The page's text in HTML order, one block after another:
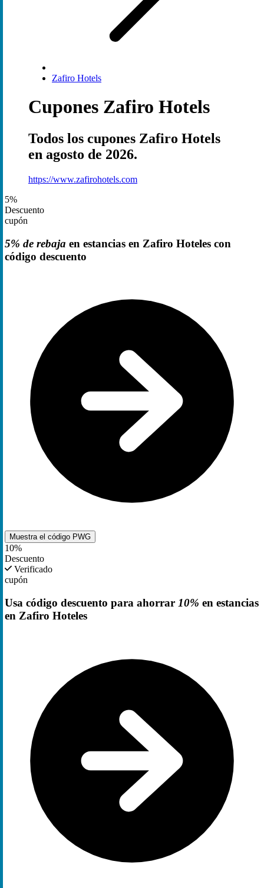
Zafiro Hotels
Cupones Zafiro Hotels
Todos los cupones Zafiro Hotels
en agosto de 2026.
https://www.zafirohotels.com
5%
Descuento
cupón
5% de rebaja en estancias en Zafiro Hoteles con
código descuento
Muestra el código PWG
10%
Descuento
Verificado
cupón
Usa código descuento para ahorrar 10% en estancias
en Zafiro Hoteles